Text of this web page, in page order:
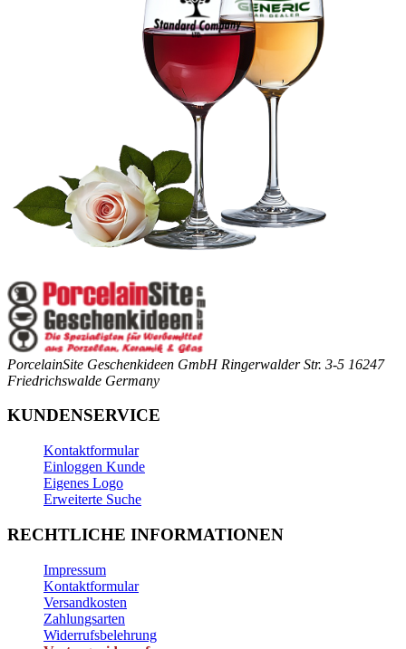
PorcelainSite Geschenkideen GmbH Ringerwalder Str. 3-5 16247
Friedrichswalde Germany
KUNDENSERVICE
Kontaktformular
Einloggen Kunde
Eigenes Logo
Erweiterte Suche
RECHTLICHE INFORMATIONEN
Impressum
Kontaktformular
Versandkosten
Zahlungsarten
Widerrufsbelehrung